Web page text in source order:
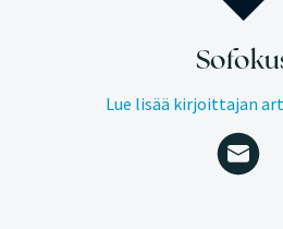
Lue lisää kirjoittajan